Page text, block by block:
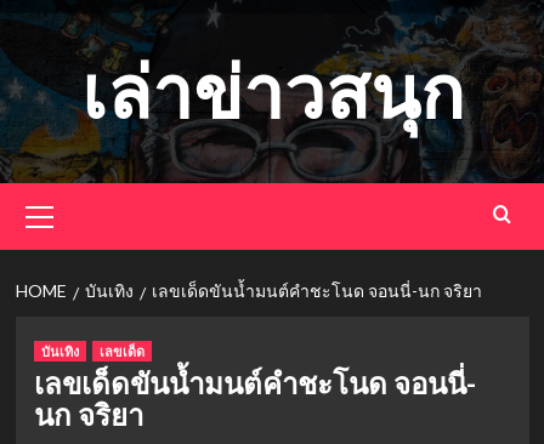
Skip
to
content
เล่าข่าวสนุก
Menu
HOME บันเทิง เลขเด็ดขันน้ำมนต์คำชะโนด จอนนี่-นก จริยา
บันเทิง เลขเด็ด
เลขเด็ดขันน้ำมนต์คำชะโนด จอนนี่-
นก จริยา